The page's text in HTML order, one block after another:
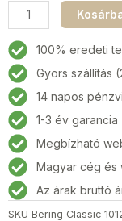
Bering
Classic
10126-
000
Női
karóra
24mm
5ATM
mennyiség
100% eredeti
Gyors szállítás
14 napos
1-3 év garancia
Megbízható
Magyar cég és
Az árak bruttó
SKU Bering Classic